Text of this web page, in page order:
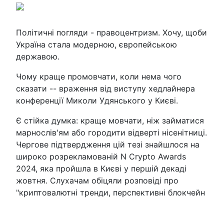
Політичні погляди - правоцентризм. Хочу, щоби
Україна стала модерною, європейською
державою.
Чому краще промовчати, коли нема чого
сказати -- враження від виступу хедлайнера
конференції Миколи Удянського у Києві.
Є стійка думка: краще мовчати, ніж займатися
марнослів'ям або городити відверті нісенітниці.
Чергове підтвердження цій тезі знайшлося на
широко розрекламованій N Crypto Awards
2024, яка пройшла в Києві у першій декаді
жовтня. Слухачам обіцяли розповіді про
"криптовалютні тренди, перспективні блокчейн